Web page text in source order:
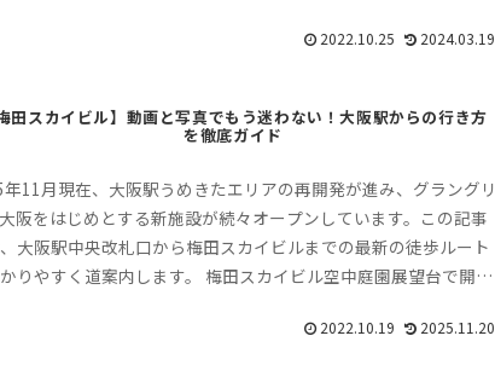
2022.10.25 2024.03.19
梅田スカイビル】動画と写真でもう迷わない！大阪駅からの行き方
を徹底ガイド
年11月現在、大阪駅うめきたエリアの再開発が進み、グラングリ
阪をはじめとする新施設が続々オープンしています。この記事
大阪駅中央改札口から梅田スカイビルまでの最新の徒歩ルート
りやすく道案内します。 梅田スカイビル空中庭園展望台で開催
2022.10.19 2025.11.20